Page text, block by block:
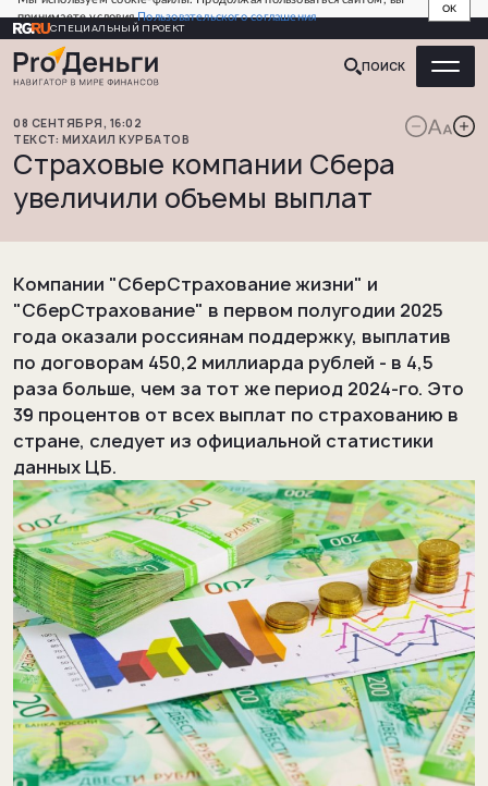
принимаете условияПользовательского соглашения
OK
СПЕЦИАЛЬНЫЙ ПРОЕКТ
ПОИСК
08 СЕНТЯБРЯ, 16:02
МИХАИЛ КУРБАТОВ
Страховые компании Сбера
увеличили объемы выплат
Компании "СберСтрахование жизни" и
"СберСтрахование" в первом полугодии 2025
года оказали россиянам поддержку, выплатив
по договорам 450,2 миллиарда рублей - в 4,5
раза больше, чем за тот же период 2024-го. Это
39 процентов от всех выплат по страхованию в
стране, следует из официальной статистики
данных ЦБ.